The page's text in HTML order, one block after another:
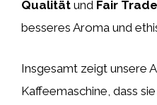
Qualität und Fair Trade
besseres Aroma und
Insgesamt zeigt unsere
Kaffeemaschine, dass